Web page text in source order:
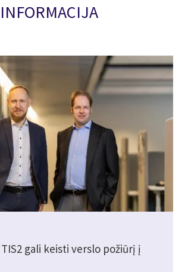
TIS2 gali keisti verslo požiūrį į